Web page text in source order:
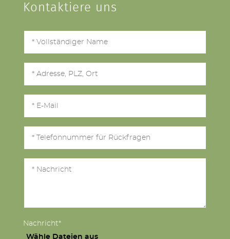
Kontaktiere uns
Nachricht*
Wähle Dateien aus